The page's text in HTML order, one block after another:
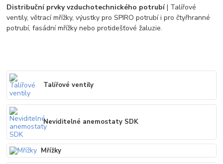
Distribuční prvky vzduchotechnického potrubí| Talířové
ventily, větrací mřížky, výustky pro SPIRO potrubí i pro čtyřhranné
potrubí, fasádní mřížky nebo protidešťové žaluzie.
Talířové ventily
Neviditelné anemostaty SDK
Mřížky